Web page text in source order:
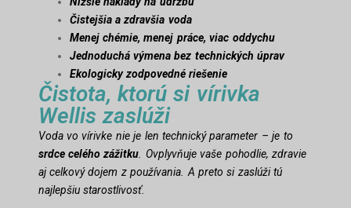
Čistejšia a zdravšia voda
Menej chémie, menej práce, viac oddychu
Jednoduchá výmena bez technických úprav
Ekologicky zodpovedné riešenie
Čistota, ktorú si vírivka
Wellis zaslúži
Voda vo vírivke nie je len technický parameter – je to
srdce celého zážitku . Ovplyvňuje vaše pohodlie, zdravie
aj celkový dojem z používania. A preto si zaslúži tú
najlepšiu starostlivosť.